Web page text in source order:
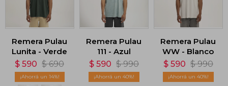
Remera Pulau
Lunita - Verde
$ 590 $ 690
14
Remera Pulau
111 - Azul
$ 590 $ 990
40
Remera Pulau
WW - Blanco
$ 590 $ 990
40